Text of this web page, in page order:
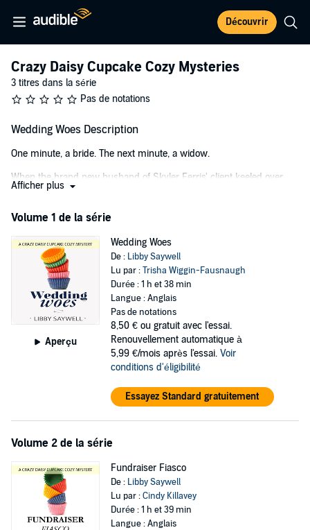
Découvrir
Crazy Daisy Cupcake Cozy Mysteries
3 titres dans la série
Pas de notations
Wedding Woes Description
One minute, a bride. The next minute, a widow.
When the brand new husband of Skyler Ferris' client keeled over
while toasting his bride, Skyler had a very bad feeling. Sure enough;
Skyler and her Crazy Daisy Cupcake business key suspects.
Skyler knew she didn't do it, but who did? And why?
Determined to prove her own innocence, and that of her catering
business partner and almost-boyfriend Chasyn, Skyler starts
snooping around behind the scenes.
But will her curiosity cost her more - a lot more - than her catering
©2016 AWA Publishing (P)2016 AWA Publishing
Afficher plus
Volume 1 de la série
Aperçu
Wedding Woes
De : Libby Saywell
Lu par :Trisha Wiggin-Fausnaugh
Durée : 1 h et 38 min
Langue : Anglais
Pas de notations
8,50 € ou gratuit avec l'essai.
Renouvellement automatique à
5,99 €/mois après l'essai. Voir
conditions d'éligibilité
Essayez Standard gratuitement
Volume 2 de la série
Fundraiser Fiasco
De : Libby Saywell
Lu par :Cindy Killavey
Durée : 1 h et 39 min
Langue : Anglais